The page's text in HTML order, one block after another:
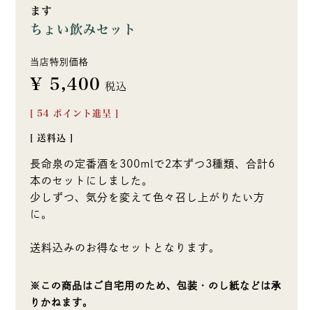
ます
ちょい飲みセット
当店特別価格
¥ 5,400 税込
54 ポイント進呈 ]
送料込
長命泉の定番酒を300mlで2本ずつ3種類、合計6
本のセットにしました。
少しずつ、気分を変えて色々召し上がりたい方
に。
送料込みのお得なセットとなります。
※この商品はご自宅用のため、包装・のし紙などは承
りかねます。